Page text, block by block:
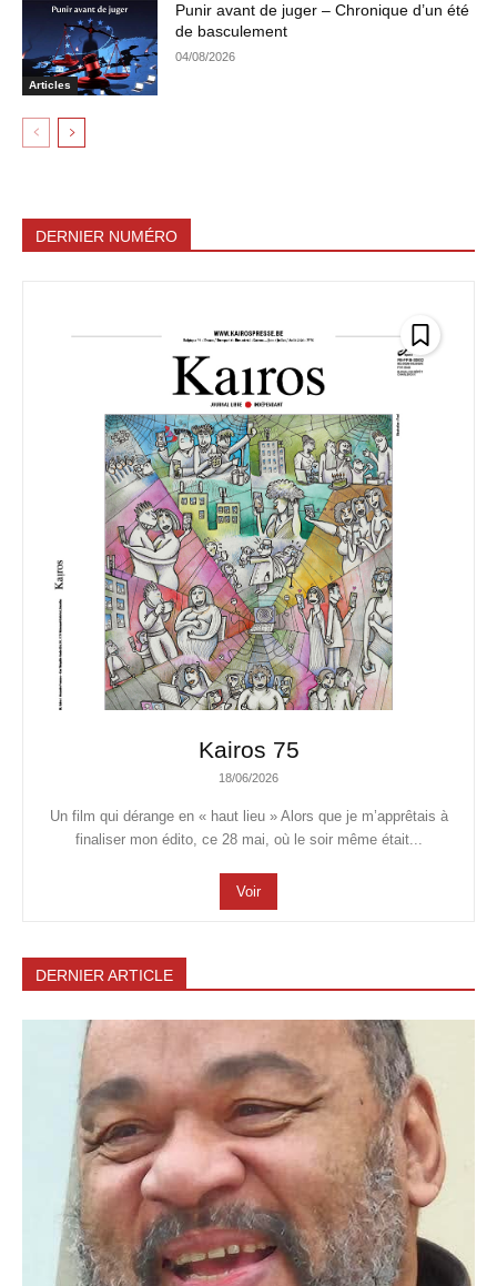
Articles
Punir avant de juger – Chronique d’un été
de basculement
04/08/2026
DERNIER NUMÉRO
Kairos 75
18/06/2026
Un film qui dérange en « haut lieu » Alors que je m’apprêtais à
finaliser mon édito, ce 28 mai, où le soir même était...
Voir
DERNIER ARTICLE